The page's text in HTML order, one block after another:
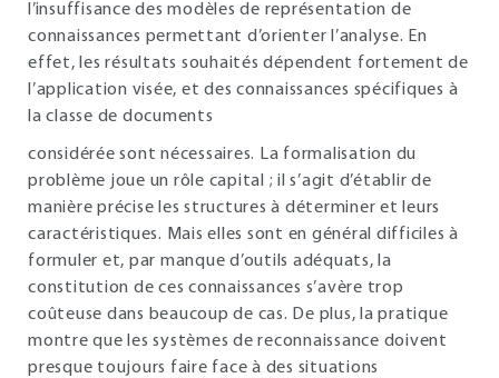
l’insuffisance des modèles de représentation de
connaissances permettant d’orienter l’analyse. En
effet, les résultats souhaités dépendent fortement de
l’application visée, et des connaissances spécifiques à
la classe de documents
considérée sont nécessaires. La formalisation du
problème joue un rôle capital ; il s’agit d’établir de
manière précise les structures à déterminer et leurs
caractéristiques. Mais elles sont en général difficiles à
formuler et, par manque d’outils adéquats, la
constitution de ces connaissances s’avère trop
coûteuse dans beaucoup de cas. De plus, la pratique
montre que les systèmes de reconnaissance doivent
presque toujours faire face à des situations